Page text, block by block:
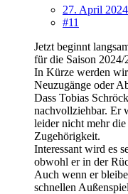
27. April
#11
Jetzt beginnt
für die Saison 2024/
In Kürze werden
Neuzugänge oder
Dass Tobias
nachvollziehbar. Er
leider nicht mehr
Zugehörigkeit.
Interessant wird es
obwohl er in der
Auch wenn er
schnellen